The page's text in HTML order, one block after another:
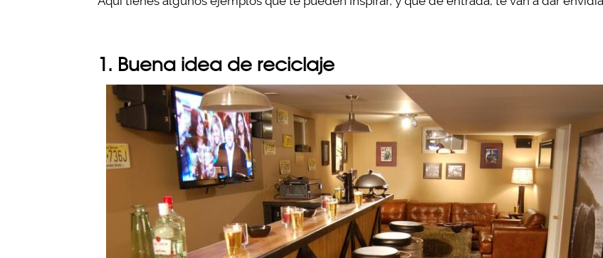
1. Buena idea de reciclaje